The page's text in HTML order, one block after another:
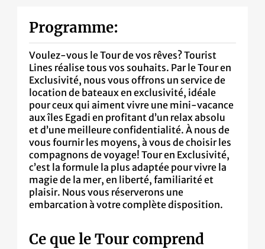
Programme:
Voulez-vous le Tour de vos rêves? Tourist
Lines réalise tous vos souhaits. Par le Tour en
Exclusivité, nous vous offrons un service de
location de bateaux en exclusivité, idéale
pour ceux qui aiment vivre une mini-vacance
aux îles Egadi en profitant d’un relax absolu
et d’une meilleure confidentialité. À nous de
vous fournir les moyens, à vous de choisir les
compagnons de voyage! Tour en Exclusivité,
c’est la formule la plus adaptée pour vivre la
magie de la mer, en liberté, familiarité et
plaisir. Nous vous réserverons une
embarcation à votre complète disposition.
Ce que le Tour comprend